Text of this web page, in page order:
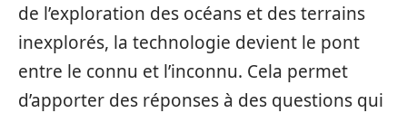
de l’exploration des océans et des terrains
inexplorés, la technologie devient le pont
entre le connu et l’inconnu. Cela permet
d’apporter des réponses à des questions qui